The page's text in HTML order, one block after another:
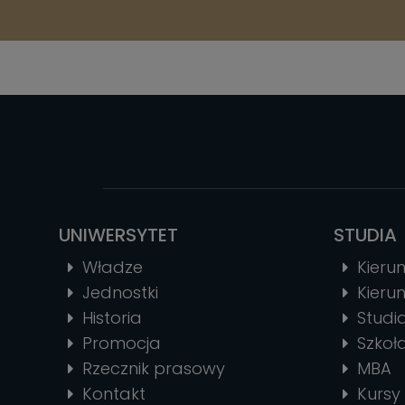
UNIWERSYTET
Władze
Jednostki
Historia
Promocja
Rzecznik prasowy
Kontakt
STUDIA
MBA